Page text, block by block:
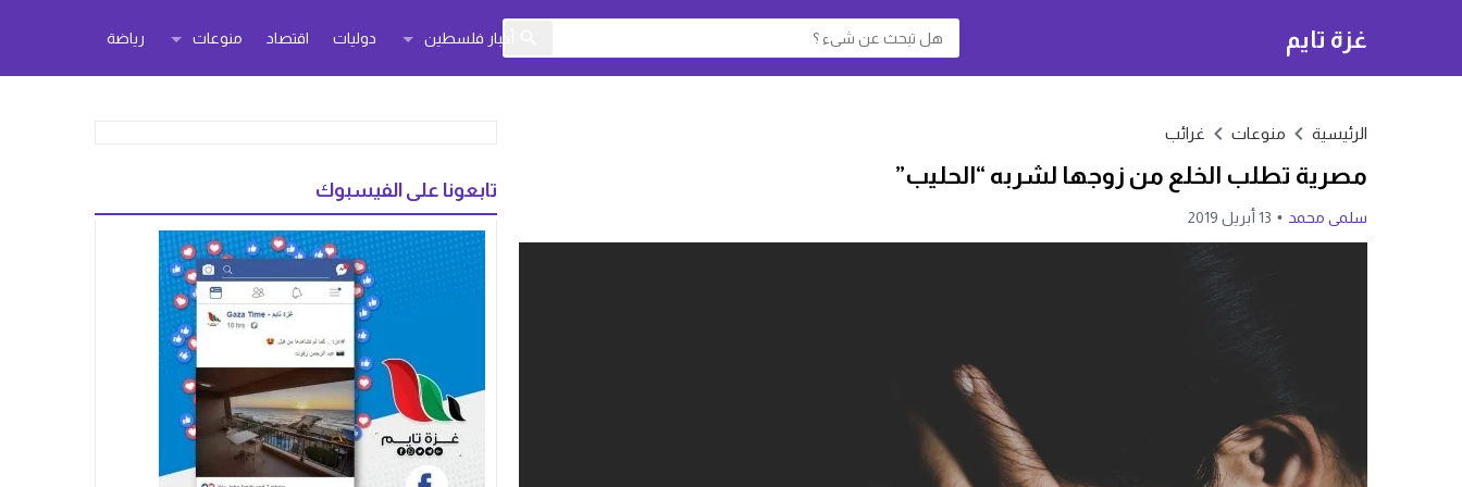
غزة تايم أخبار فلسطين دوليات اقتصاد منوعات رياضة
الرئيسية منوعات غرائب
مصرية تطلب الخلع من زوجها لشربه “الحليب”
سلمى محمد 13 أبريل 2019
تابعونا على الفيسبوك